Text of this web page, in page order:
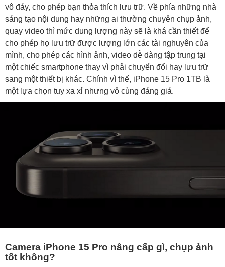
vô đáy, cho phép bạn thỏa thích lưu trữ. Về phía những nhà
sáng tạo nội dung hay những ai thường chuyên chụp ảnh,
quay video thì mức dung lượng này sẽ là khá cần thiết để
cho phép họ lưu trữ được lượng lớn các tài nghuyên của
mình, cho phép các hình ảnh, video dễ dàng tập trung tại
một chiếc smartphone thay vì phải chuyển đổi hay lưu trữ
sang một thiết bị khác. Chính vì thế, iPhone 15 Pro 1TB là
một lựa chọn tuy xa xỉ nhưng vô cùng đáng giá.
Camera iPhone 15 Pro nâng cấp gì, chụp ảnh
tốt không?